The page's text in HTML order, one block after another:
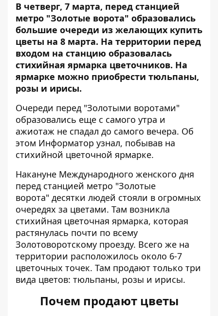
В четверг, 7 марта, перед станцией
метро "Золотые ворота" образовались
большие очереди из желающих купить
цветы на 8 марта. На территории перед
входом на станцию образовалась
стихийная ярмарка цветочников. На
ярмарке можно приобрести тюльпаны,
розы и ирисы.
Очереди перед "Золотыми воротами"
образовались еще с самого утра и
ажиотаж не спадал до самого вечера. Об
этом Информатор узнал, побывав на
стихийной цветочной ярмарке.
Накануне Международного женского дня
перед станцией метро "Золотые
ворота" десятки людей стояли в огромных
очередях за цветами. Там возникла
стихийная цветочная ярмарка, которая
растянулась почти по всему
Золотоворотскому проезду. Всего же на
территории расположилось около 6-7
цветочных точек. Там продают только три
вида цветов: тюльпаны, розы и ирисы.
Почем продают цветы